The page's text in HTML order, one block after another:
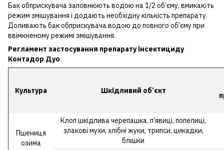
Бак обприскувача заповнюють водою на 1/2 об’єму, вмикають
режим змішування і додають необхідну кількість препарату.
Доливають бак обприскувача водою до повного об’єму при
ввімкненому режимі змішування.
Регламент застосування препарату інсектициду
Контадор Дуо
Культура Шкідливий об’єкт
Пшениця
озима
Клоп шкідлива черепашка, п’явиці, попелиці,
злакові мухи, хлібні жуки, трипси, цикадки,
блішки